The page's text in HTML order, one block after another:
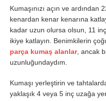
Kumaşınızı açın ve
kenardan kenar kenarına
kadar uzun olursa olsun, 11
ikiye katlayın. Benimkilerin
parça kumaş alanlar, ancak
uzunluğundaydım.
Kumaşı yerleştirin ve
yaklaşık 4 veya 5 inç uzağa